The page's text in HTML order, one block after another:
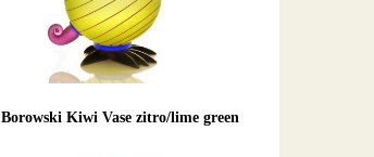
Borowski Kiwi Vase zitro/lime green